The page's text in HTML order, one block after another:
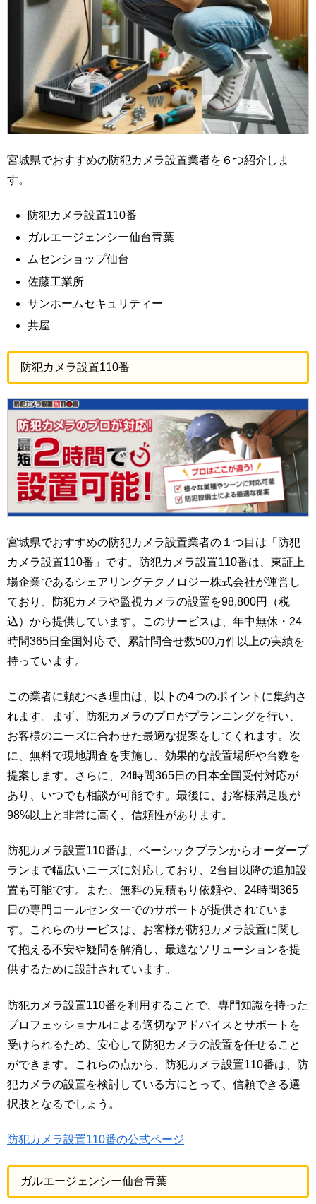
宮城県でおすすめの防犯カメラ設置業者を６つ紹介しま
す。
防犯カメラ設置110番
ガルエージェンシー仙台青葉
ムセンショップ仙台
佐藤工業所
サンホームセキュリティー
共屋
防犯カメラ設置110番
宮城県でおすすめの防犯カメラ設置業者の１つ目は「防犯
カメラ設置110番」です。防犯カメラ設置110番は、東証上
場企業であるシェアリングテクノロジー株式会社が運営し
ており、防犯カメラや監視カメラの設置を98,800円（税
込）から提供しています。このサービスは、年中無休・24
時間365日全国対応で、累計問合せ数500万件以上の実績を
持っています。
この業者に頼むべき理由は、以下の4つのポイントに集約さ
れます。まず、防犯カメラのプロがプランニングを行い、
お客様のニーズに合わせた最適な提案をしてくれます。次
に、無料で現地調査を実施し、効果的な設置場所や台数を
提案します。さらに、24時間365日の日本全国受付対応が
あり、いつでも相談が可能です。最後に、お客様満足度が
98%以上と非常に高く、信頼性があります。
防犯カメラ設置110番は、ベーシックプランからオーダープ
ランまで幅広いニーズに対応しており、2台目以降の追加設
置も可能です。また、無料の見積もり依頼や、24時間365
日の専門コールセンターでのサポートが提供されていま
す。これらのサービスは、お客様が防犯カメラ設置に関し
て抱える不安や疑問を解消し、最適なソリューションを提
供するために設計されています。
防犯カメラ設置110番を利用することで、専門知識を持った
プロフェッショナルによる適切なアドバイスとサポートを
受けられるため、安心して防犯カメラの設置を任せること
ができます。これらの点から、防犯カメラ設置110番は、防
犯カメラの設置を検討している方にとって、信頼できる選
択肢となるでしょう。
防犯カメラ設置110番の公式ページ
ガルエージェンシー仙台青葉